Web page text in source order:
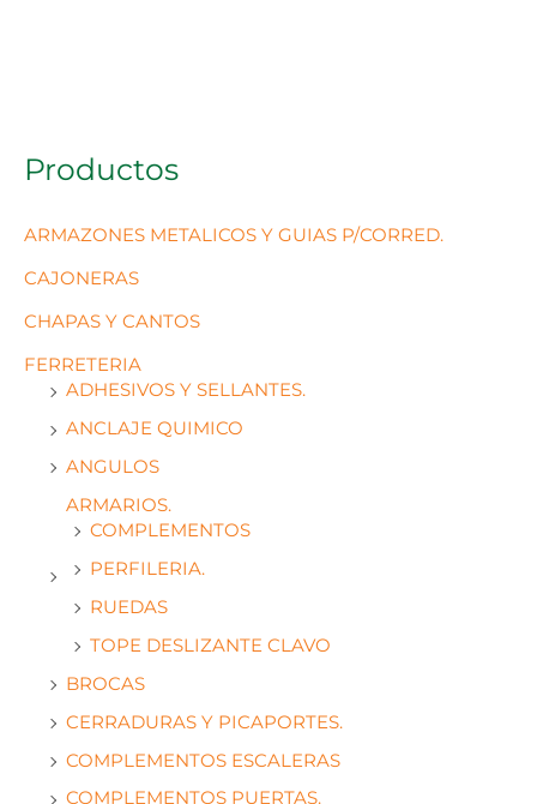
Productos
ARMAZONES METALICOS Y GUIAS P/CORRED.
CAJONERAS
CHAPAS Y CANTOS
FERRETERIA
ADHESIVOS Y SELLANTES.
ANCLAJE QUIMICO
ANGULOS
ARMARIOS.
COMPLEMENTOS
PERFILERIA.
RUEDAS
TOPE DESLIZANTE CLAVO
BROCAS
CERRADURAS Y PICAPORTES.
COMPLEMENTOS ESCALERAS
COMPLEMENTOS PUERTAS.